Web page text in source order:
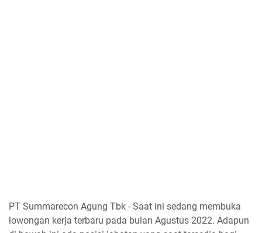
PT Summarecon Agung Tbk - Saat ini sedang membuka
lowongan kerja terbaru pada bulan Agustus 2022. Adapun